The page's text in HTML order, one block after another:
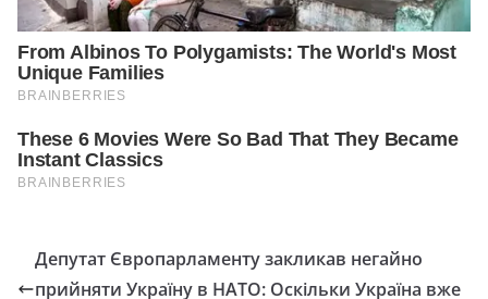
Депутат Євpопарламенту закликав негайно
прийняти Україну в НАТО: Оскільки Україна вже